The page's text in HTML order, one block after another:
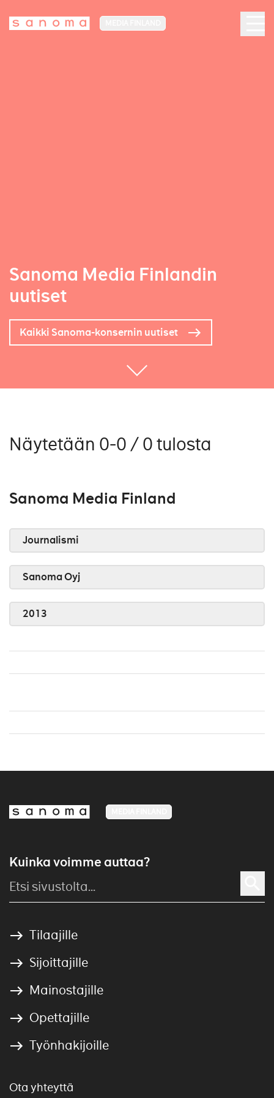
Sanoma Media Finlandin
uutiset
Kaikki Sanoma-konsernin uutiset
Näytetään 0-0 / 0 tulosta
Sanoma Media Finland
Journalismi
Sanoma Oyj
2013
Kuinka voimme auttaa?
Tilaajille
Sijoittajille
Mainostajille
Opettajille
Työnhakijoille
Ota yhteyttä